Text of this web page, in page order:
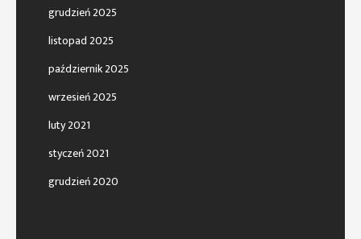
grudzień 2025
listopad 2025
październik 2025
wrzesień 2025
luty 2021
styczeń 2021
grudzień 2020